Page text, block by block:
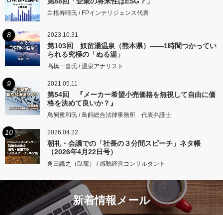
白根寿晴氏 / FPインテリジェンス代表
8 2023.10.31
第103回 奴留湯温泉（熊本県）――1時間つかってい
られる究極の「ぬる湯」
高橋一喜氏 / 温泉アナリスト
9 2021.05.11
第54回 『メーカー希望小売価格を無視して自由に価
格を決めて良いか？』
鳥飼重和氏 / 鳥飼総合法律事務所 代表弁護士
10 2026.04.22
朝礼・会議での「社長の３分間スピーチ」ネタ帳
（2026年4月22日号）
角田識之（臥龍） / 感動経営コンサルタント
新着情報メール